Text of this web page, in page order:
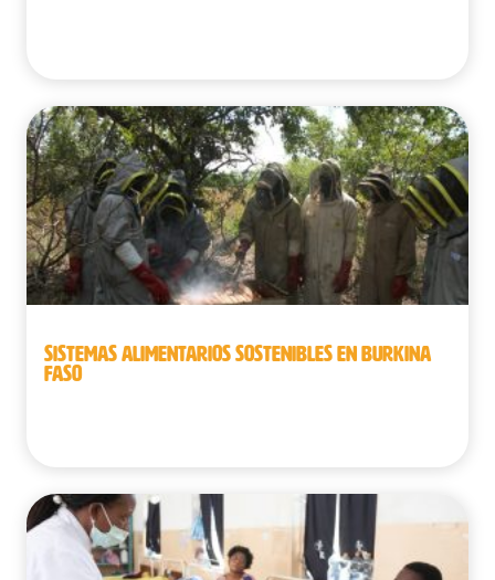
SISTEMAS ALIMENTARIOS SOSTENIBLES EN BURKINA
FASO